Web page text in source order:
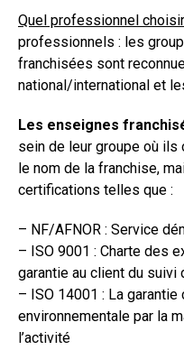
Quel professionnel
professionnels : les
franchisées sont
national/international et
Les enseignes
sein de leur groupe où ils
le nom de la franchise,
certifications telles que :
– NF/AFNOR : Service
– ISO 9001 : Charte des
garantie au client du suivi
– ISO 14001 : La
environnementale par la
l’activité